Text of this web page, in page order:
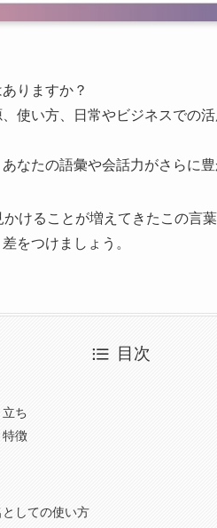
りますか？
使い方、日常やビジネスでの
なたの語彙や会話力がさらに豊
けることが増えてきたこの言葉
をつけましょう。
目次
ち
特徴
しての使い方